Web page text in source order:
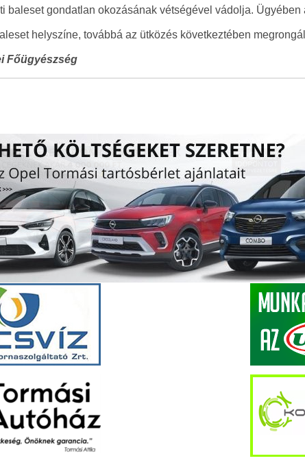
baleset gondatlan okozásának vétségével vádolja.
helyszíne, továbbá az ütközés következtében
Főügyészség